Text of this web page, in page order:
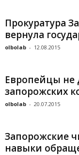
Прокуратура
вернула
olbolab - 12.08.2015
Европейцы не
запорожских
olbolab - 20.07.2015
Запорожские
навыки